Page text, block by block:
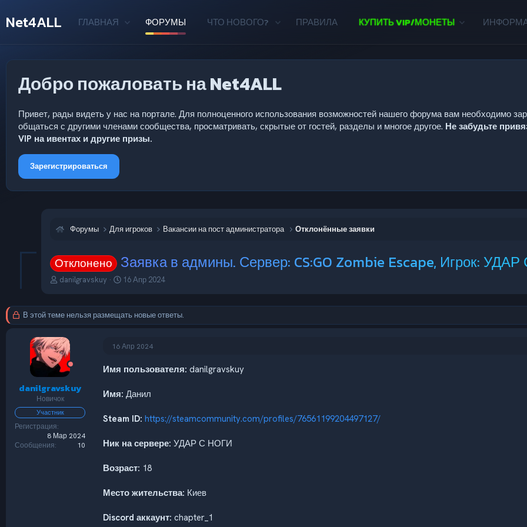
Net4ALL ГЛАВНАЯ ФОРУМЫ ЧТО НОВОГО? ПРАВИЛА КУПИТЬ VIP/МОНЕТЫ
Добро пожаловать на Net4ALL
Привет, рады видеть у нас на портале. Для полноценного использования возможностей нашего форума вам необходимо
общаться с другими членами сообщества, просматривать, скрытые от гостей, разделы и многое другое. Не забудьте
VIP на ивентах и другие призы.
Зарегистрироваться
Форумы Для игроков Вакансии на пост администратора Отклонённые заявки
Отклонено Заявка в админы. Сервер: CS:GO Zombie Escape, Игрок:
А
е
м
ы
danilgravskuy
Д
ч
а
16 Апр 2024
В этой теме нельзя размещать новые ответы.
danilgravskuy
Новичок
Участник
Регистрация
8 Мар 2024
Сообщения
10
16 Апр 2024
Имя пользователя: danilgravskuy
Имя: Данил
Steam ID: https://steamcommunity.com/profiles/76561199204497127/
Ник на сервере: УДАР С НОГИ
Возраст: 18
Место жительства: Киев
Discord аккаунт: chapter_1